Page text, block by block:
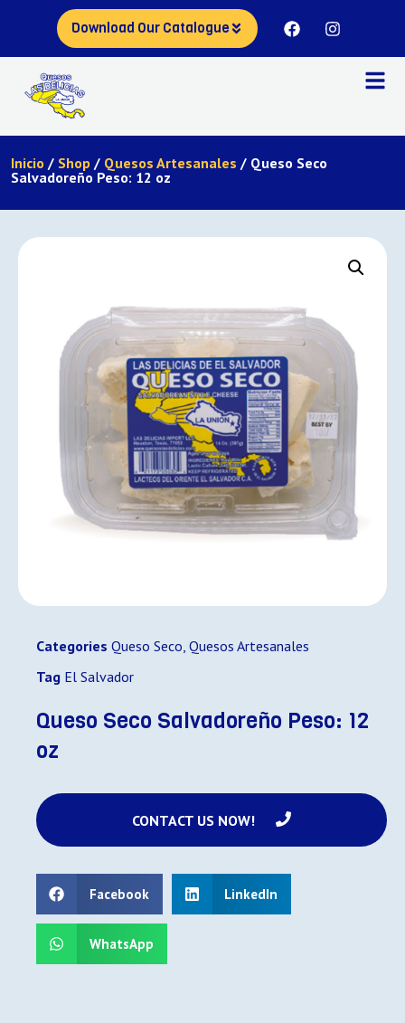
Download Our Catalogue
Inicio / Shop / Quesos Artesanales / Queso Seco
Salvadoreño Peso: 12 oz
Categories Queso Seco, Quesos Artesanales
Tag El Salvador
Queso Seco Salvadoreño Peso: 12
oz
CONTACT US NOW!
Facebook LinkedIn
WhatsApp